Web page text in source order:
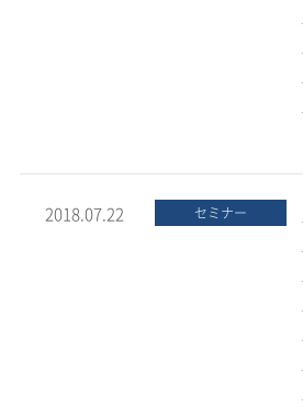
2018.07.22 セミナー